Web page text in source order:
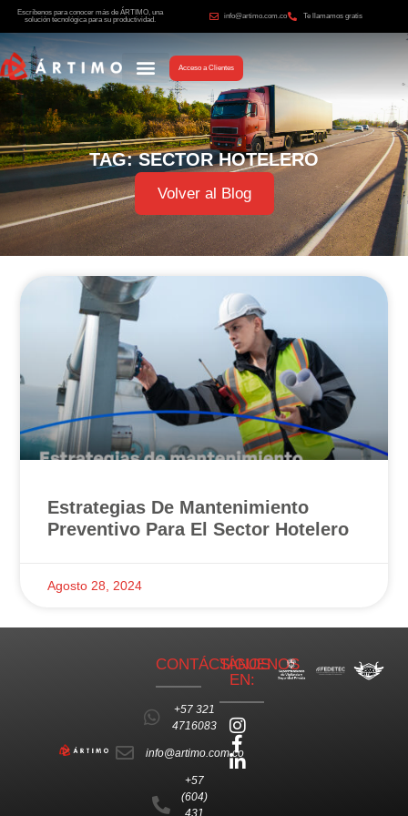
Escríbenos para conocer más de ÁRTIMO, una
solución tecnológica para su productividad.
info@artimo.com.co Te llamamos gratis
Acceso a Clientes
TAG: SECTOR HOTELERO
Volver al Blog
Estrategias De Mantenimiento
Preventivo Para El Sector Hotelero
Agosto 28, 2024
CONTÁCTANOS
+57 321
4716083
info@artimo.com.co
+57
(604)
SÍGUENOS
EN: